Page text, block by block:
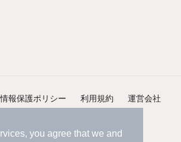
you agree that we and
報保護ポリシー 利用規約 運営会社